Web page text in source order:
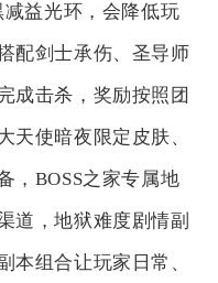
减益光环，会降低玩
配剑士承伤、圣导师
成击杀，奖励按照团
天使暗夜限定皮肤、
，BOSS之家专属地
道，地狱难度剧情副
本组合让玩家日常、